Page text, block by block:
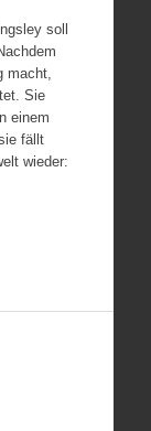
soll
macht,
Sie
einem
fällt
wieder: